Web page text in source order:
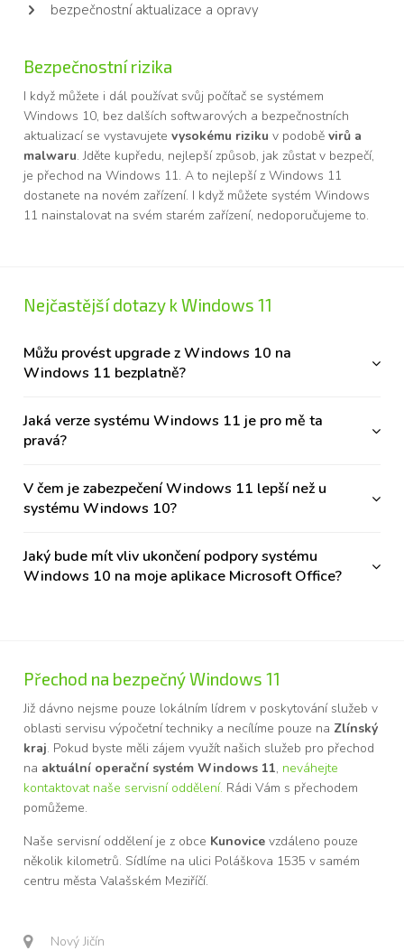
bezpečnostní aktualizace a opravy
Bezpečnostní rizika
I když můžete i dál používat svůj počítač se systémem
Windows 10, bez dalších softwarových a bezpečnostních
aktualizací se vystavujetevysokému riziku v podoběvirů a
malwaru. Jděte kupředu, nejlepší způsob, jak zůstat v bezpečí,
je přechod na Windows 11. A to nejlepší z Windows 11
dostanete na novém zařízení. I když můžete systém Windows
11 nainstalovat na svém starém zařízení, nedoporučujeme to.
Nejčastější dotazy k Windows 11
Můžu provést upgrade z Windows 10 na
Windows 11 bezplatně?
Jaká verze systému Windows 11 je pro mě ta
pravá?
V čem je zabezpečení Windows 11 lepší než u
systému Windows 10?
Jaký bude mít vliv ukončení podpory systému
Windows 10 na moje aplikace Microsoft Office?
Přechod na bezpečný Windows 11
Již dávno nejsme pouze lokálním lídrem v poskytování služeb v
oblasti servisu výpočetní techniky a necílíme pouze na Zlínský
kraj. Pokud byste měli zájem využít našich služeb pro přechod
na aktuální operační systém Windows 11, neváhejte
kontaktovat naše servisní oddělení. Rádi Vám s přechodem
pomůžeme.
Naše servisní oddělení je z obce Kunovice vzdáleno pouze
několik kilometrů. Sídlíme na ulici Poláškova 1535 v samém
centru města Valašském Meziříčí.
Nový Jičín